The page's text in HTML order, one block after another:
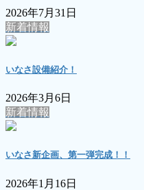
2026年7月31日
新着情報
いなさ設備紹介！
2026年3月6日
新着情報
いなさ新企画、第一弾完成！！
2026年1月16日